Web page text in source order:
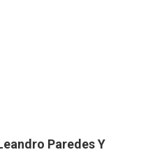
Paredes Y